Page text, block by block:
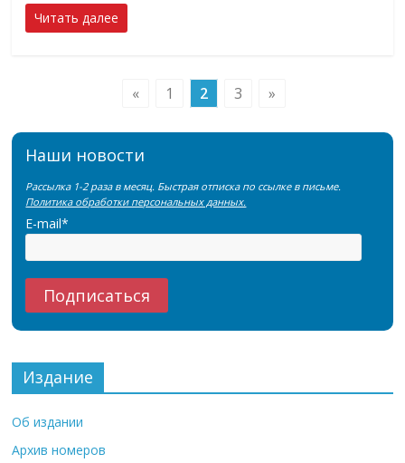
Читать далее
« 1 2 3 »
Наши новости
Рассылка 1-2 раза в месяц. Быстрая отписка по ссылке в письме.
Политика обработки персональных данных.
E-mail*
Издание
Об издании
Архив номеров